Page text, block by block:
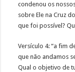
condenou os
sobre Ele na Cruz
que foi possível?
Versículo 4: “a fim
que não andamos
Qual o objetivo de